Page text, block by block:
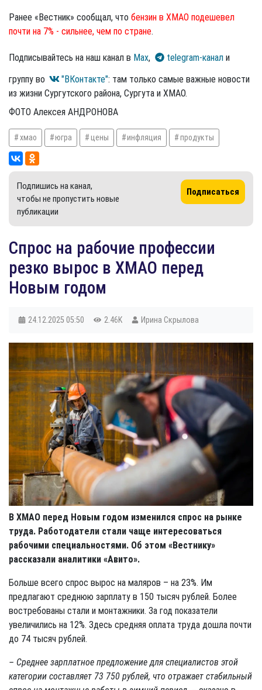
Ранее «Вестник» сообщал, что бензин в ХМАО подешевел
почти на 7% - сильнее, чем по стране.
Подписывайтесь на наш канал в Max, telegram-канал и
группу во
"ВКонтакте": там только самые важные новости
из жизни Сургутского района, Сургута и ХМАО.
ФОТО Алексея АНДРОНОВА
хмао югра цены инфляция продукты
Подпишись на канал,
чтобы не пропустить новые
публикации
Подписаться
​Спрос на рабочие профессии
резко вырос в ХМАО перед
Новым годом
24.12.2025 05:50 2.46K Ирина Скрылова
В ХМАО перед Новым годом изменился спрос на рынке
труда. Работодатели стали чаще интересоваться
рабочими специальностями. Об этом «Вестнику»
рассказали аналитики «Авито».
Больше всего спрос вырос на маляров – на 23%. Им
предлагают среднюю зарплату в 150 тысяч рублей. Более
востребованы стали и монтажники. За год показатели
увеличились на 12%. Здесь средняя оплата труда дошла почти
до 74 тысяч рублей.
– Среднее зарплатное предложение для специалистов этой
категории составляет 73 750 рублей, что отражает стабильный